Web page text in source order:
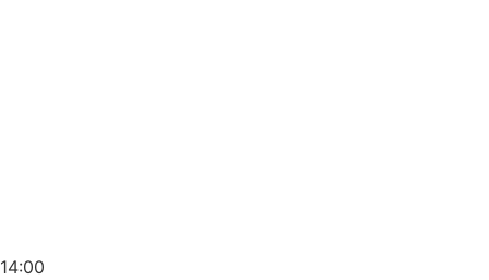
14:00